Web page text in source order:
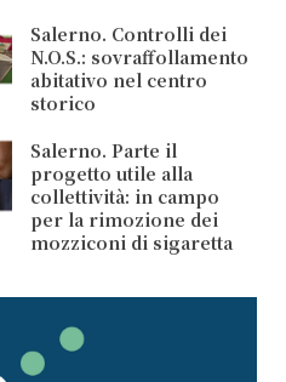
Salerno. Controlli dei
N.O.S.: sovraffollamento
abitativo nel centro
storico
Salerno. Parte il
progetto utile alla
collettività: in campo
per la rimozione dei
mozziconi di sigaretta